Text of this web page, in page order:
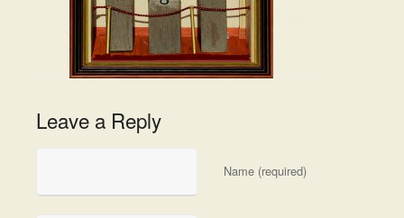
Leave a Reply
Name (required)